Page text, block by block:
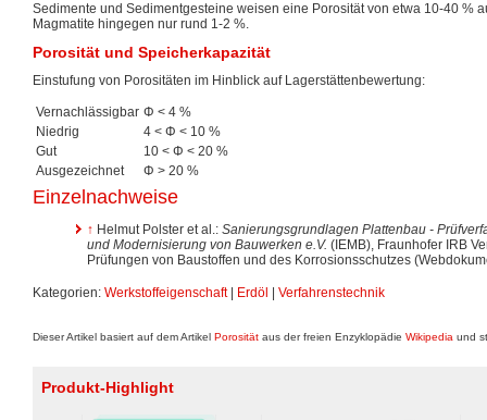
Sedimente und Sedimentgesteine weisen eine Porosität von etwa 10-40 %
Magmatite hingegen nur rund 1-2 %.
Porosität und Speicherkapazität
Einstufung von Porositäten im Hinblick auf Lagerstättenbewertung:
Vernachlässigbar Φ < 4 %
Niedrig
4 < Φ < 10 %
Gut
10 < Φ < 20 %
Ausgezeichnet
Φ > 20 %
Einzelnachweise
↑ Helmut Polster et al.: Sanierungsgrundlagen Plattenbau -
und Modernisierung von Bauwerken e.V. (IEMB), Fraunhofer IRB
Prüfungen von Baustoffen und des Korrosionsschutzes
Kategorien: Werkstoffeigenschaft| Erdöl Verfahrenstechnik
Dieser Artikel basiert auf dem Artikel Porosität aus der freien Enzyklopädie Wikipedia und
Produkt-Highlight